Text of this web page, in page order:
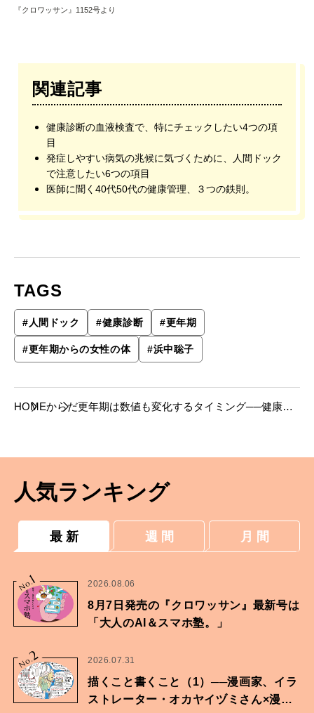
『クロワッサン』1152号より
関連記事
健康診断の血液検査で、特にチェックしたい4つの項
目
発症しやすい病気の兆候に気づくために、人間ドック
で注意したい6つの項目
医師に聞く40代50代の健康管理、３つの鉄則。
TAGS
# 人間ドック #健康診断 #更年期
#更年期からの女性の体 #浜中聡子
HOMEからだ更年期は数値も変化するタイミング──健康診
人気ランキング
最 新 週 間 月 間
No.
1 2026.08.06
8月7日発売の『クロワッサン』最新号は
「大人のAI＆スマホ塾。」
No.2 2026.07.31
描くこと書くこと（1）──漫画家、イラ
ストレーター・オカヤイヅミさん×漫画